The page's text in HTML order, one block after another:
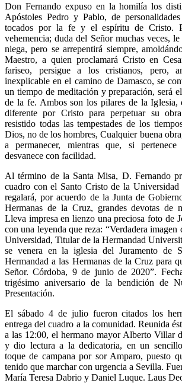
Don Fernando expuso en la homilía los
Apóstoles Pedro y Pablo, de
tocados por la fe y el espíritu de Cristo.
vehemencia; duda del Señor muchas veces,
niega, pero se arrepentirá siempre,
Maestro, a quien proclamará Cristo en
fariseo, persigue a los cristianos, pero,
inexplicable en el camino de Damasco, se
un tiempo de meditación y preparación, será
de la fe. Ambos son los pilares de la Iglesia,
diferente por Cristo para perpetuar su
resistido todas las tempestades de los
Dios, no de los hombres, Cualquier buena
a permanecer, mientras que, si
desvanece con facilidad.
Al término de la Santa Misa, D. Fernando
cuadro con el Santo Cristo de la Universidad
regalará, por acuerdo de la Junta de
Hermanas de la Cruz, grandes devotas de
Lleva impresa en lienzo una preciosa foto de
con una leyenda que reza: “Verdadera imagen
Universidad, Titular de la Hermandad
se venera en la iglesia del Juramento de
Hermandad a las Hermanas de la Cruz para
Señor. Córdoba, 9 de junio de 2020”.
trigésimo aniversario de la bendición de
Presentación.
El sábado 4 de julio fueron citados los
entrega del cuadro a la comunidad. Reunida
a las 12:00, el hermano mayor Alberto Villar
y dio lectura a la dedicatoria, en un
toque de campana por sor Amparo, puesto
tenido que marchar con urgencia a Sevilla.
María Teresa Dabrio y Daniel Luque. Laus